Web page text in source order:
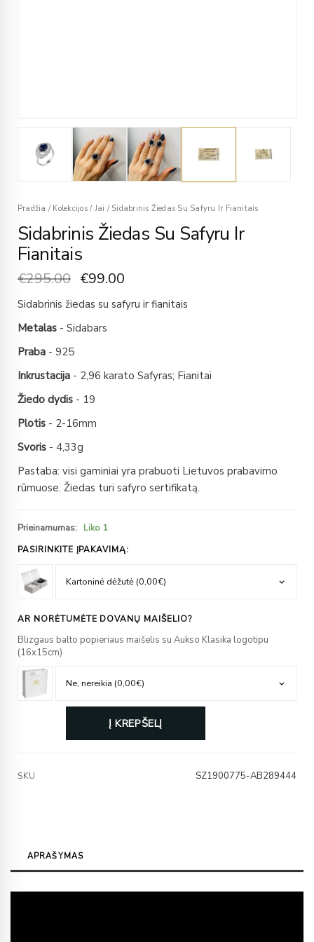
Pradžia / Kolekcijos / Jai /Sidabrinis Žiedas Su Safyru Ir Fianitais
Sidabrinis Žiedas Su Safyru Ir
Fianitais
€295.00 €99.00
Sidabrinis žiedas su safyru ir fianitais
Metalas - Sidabars
Praba - 925
Inkrustacija - 2,96 karato Safyras; Fianitai
Žiedo dydis - 19
Plotis - 2-16mm
Svoris - 4,33g
Pastaba: visi gaminiai yra prabuoti Lietuvos prabavimo
rūmuose. Žiedas turi safyro sertifikatą.
Prieinamumas: Liko 1
PASIRINKITE ĮPAKAVIMĄ:
AR NORĖTUMĖTE DOVANŲ MAIŠELIO?
Blizgaus balto popieriaus maišelis su Aukso Klasika logotipu
(16x15cm)
Į KREPŠELĮ
SKU SZ1900775-AB289444
APRAŠYMAS